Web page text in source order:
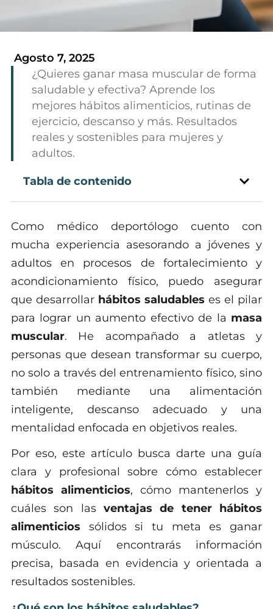
Agosto 7, 2025
¿Quieres ganar masa muscular de forma
saludable y efectiva? Aprende los
mejores hábitos alimenticios, rutinas de
ejercicio, descanso y más. Resultados
reales y sostenibles para mujeres y
adultos.
Tabla de contenido
Como médico deportólogo cuento con
mucha experiencia asesorando a jóvenes y
adultos en procesos de fortalecimiento y
acondicionamiento físico, puedo asegurar
que desarrollar hábitos saludables es el pilar
para lograr un aumento efectivo de la masa
muscular. He acompañado a atletas y
personas que desean transformar su cuerpo,
no solo a través del entrenamiento físico, sino
también mediante una alimentación
inteligente, descanso adecuado y una
mentalidad enfocada en objetivos reales.
Por eso, este artículo busca darte una guía
clara y profesional sobre cómo establecer
hábitos alimenticios, cómo mantenerlos y
cuáles son las ventajas de tener hábitos
alimenticios sólidos si tu meta es ganar
músculo. Aquí encontrarás información
precisa, basada en evidencia y orientada a
resultados sostenibles.